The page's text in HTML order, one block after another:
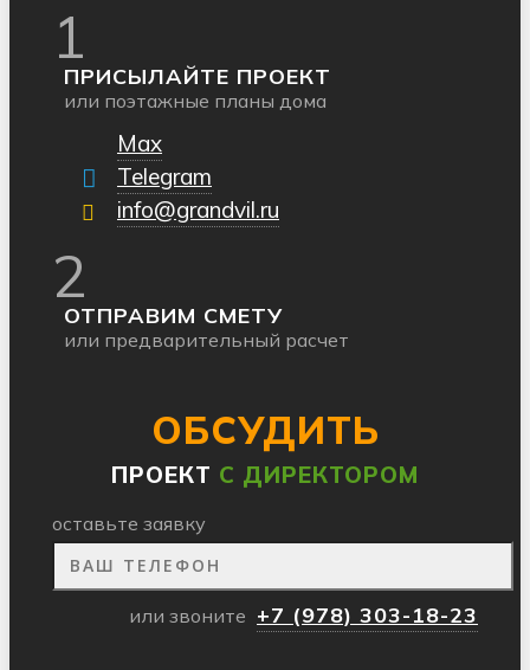
1
ПРИСЫЛАЙТЕ ПРОЕКТ
или поэтажные планы дома
Max
Telegram
info@grandvil.ru
2
ОТПРАВИМ СМЕТУ
или предварительный расчет
ОБСУДИТЬ
ПРОЕКТ С ДИРЕКТОРОМ
оставьте заявку
или звоните +7 (978) 303-18-23